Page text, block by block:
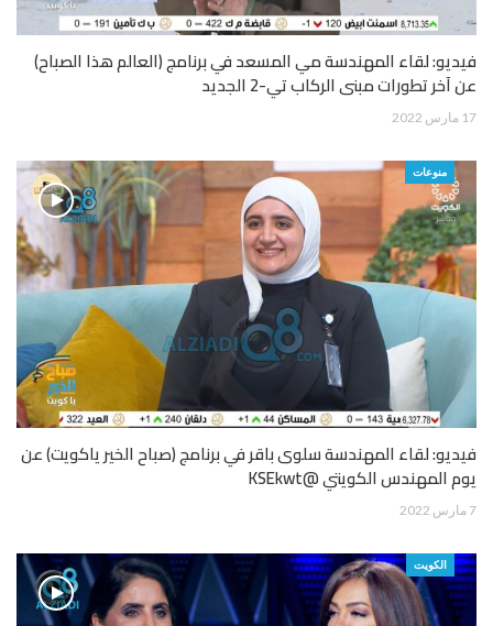
فيديو: لقاء المهندسة مي المسعد في برنامج (العالم هذا الصباح)
عن آخر تطورات مبنى الركاب تي-2 الجديد
17 مارس 2022
منوعات
فيديو: لقاء المهندسة سلوى باقر في برنامج (صباح الخير ياكويت) عن
يوم المهندس الكويتي @KSEkwt
7 مارس 2022
الكويت